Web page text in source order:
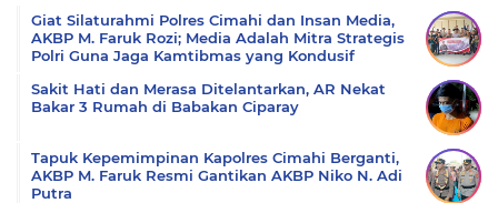
Giat Silaturahmi Polres Cimahi dan Insan Media,
AKBP M. Faruk Rozi; Media Adalah Mitra Strategis
Polri Guna Jaga Kamtibmas yang Kondusif
Sakit Hati dan Merasa Ditelantarkan, AR Nekat
Bakar 3 Rumah di Babakan Ciparay
Tapuk Kepemimpinan Kapolres Cimahi Berganti,
AKBP M. Faruk Resmi Gantikan AKBP Niko N. Adi
Putra